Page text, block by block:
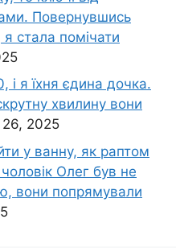
Повернувшись
стала помічати
я їхня єдина дочка.
хвилину вони
2025
у ванну, як раптом
Олег був не
вони попрямували